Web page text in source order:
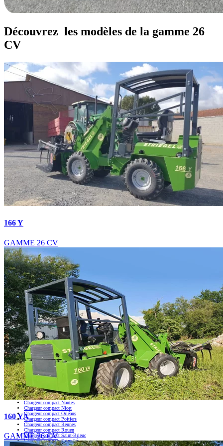
Découvrez les modèles de la gamme 26
CV
166 Y
GAMME 26 CV
160 YA
GAMME 26 CV
Nous intervenons aussi :
Chargeur compact
Chargeur compact Alençon
Chargeur compact Angers
Chargeur compact Angoulême
Chargeur compact Aurillac
Chargeur compact Auxerre
Chargeur compact Beauvais
Chargeur compact Bordeaux
Chargeur compact Bourges
Chargeur compact Brest
Chargeur compact Caen
Chargeur compact Châteauroux
Chargeur compact Évreux
Chargeur compact La Roche-sur-Yon
Chargeur compact La Rochelle
Chargeur compact Laval
Chargeur compact Le Mans
Chargeur compact Limoges
Chargeur compact Melun
Chargeur compact Moulins
Chargeur compact Nantes
Chargeur compact Niort
Chargeur compact Orléans
Chargeur compact Poitiers
Chargeur compact Rennes
Chargeur compact Rouen
Chargeur compact Saint-Brieuc
Chargeur compact Saint-Lô